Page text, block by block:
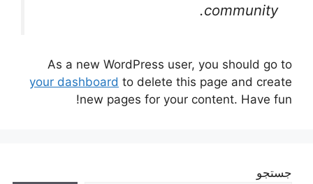
community.
As a new WordPress user, you should go to
your dashboard to delete this page and create
new pages for your content. Have fun!
جستجو